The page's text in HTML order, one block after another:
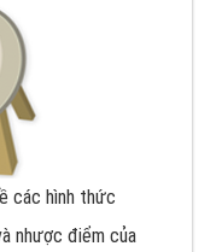
các hình thức
nhược điểm của